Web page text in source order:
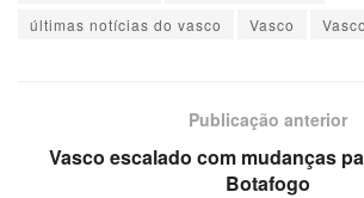
últimas notícias do vasco
Vasco
Publicação anterior
Vasco escalado com mudanças
Botafogo